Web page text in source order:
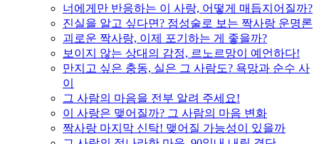
너에게만 반응하는 이 사랑, 어떻게 매듭지어질까?
진실을 알고 싶다면? 점성술로 보는 짝사랑 운명론
괴로운 짝사랑, 이제 포기하는 게 좋을까?
보이지 않는 상대의 감정, 르노르망이 예언하다!
만지고 싶은 충동, 실은 그 사람도? 욕망과 순수 사
이
그 사람의 마음을 전부 알려 주세요!
이 사랑은 맺어질까? 그 사람의 마음 변화
짝사랑 마지막 신탁! 맺어질 가능성이 있을까